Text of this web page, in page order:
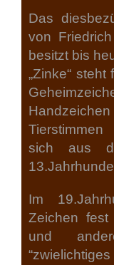
Das
von
besitzt bis
„Zinke“
sich aus
Im
Zeichen fest
und